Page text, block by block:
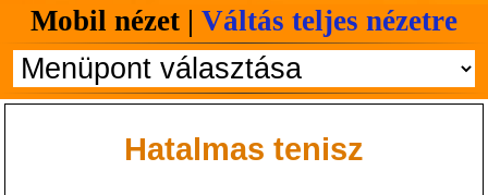
Mobil nézet | Váltás teljes nézetre
Hatalmas tenisz